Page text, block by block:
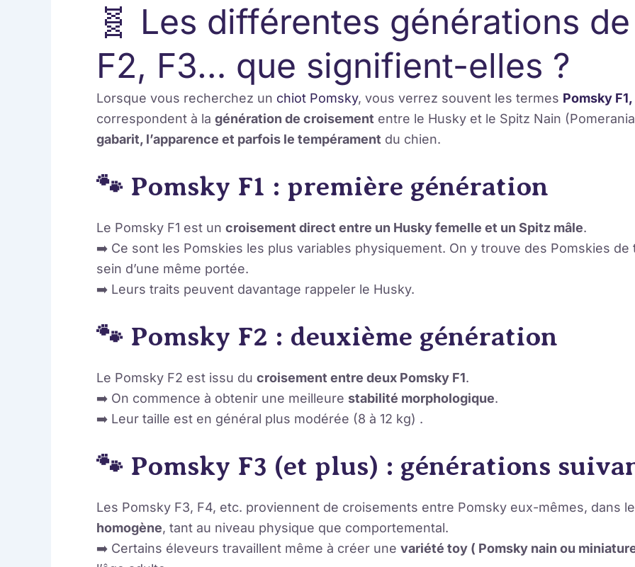
🧬 Les différentes générations
F2, F3… que signifient-elles ?
Lorsque vous recherchez un chiot Pomsky, vous verrez souvent les termes Pomsky
correspondent à la génération de croisement entre le Husky et le Spitz Nain
gabarit, l’apparence et parfois le tempérament du chien.
🐾 Pomsky F1 : première génération
Le Pomsky F1 est un croisement direct entre un Husky femelle et un Spitz mâle.
➡️ Ce sont les Pomskies les plus variables physiquement. On y trouve des Pomskies de
sein d’une même portée.
➡️ Leurs traits peuvent davantage rappeler le Husky.
🐾 Pomsky F2 : deuxième génération
Le Pomsky F2 est issu du croisement entre deux Pomsky F1.
➡️ On commence à obtenir une meilleure stabilité morphologique.
➡️ Leur taille est en général plus modérée (8 à 12 kg) .
🐾 Pomsky F3 (et plus) : générations
Les Pomsky F3, F4, etc. proviennent de croisements entre Pomsky eux-mêmes, dans
homogène, tant au niveau physique que comportemental.
➡️ Certains éleveurs travaillent même à créer une variété toy ( Pomsky nain ou